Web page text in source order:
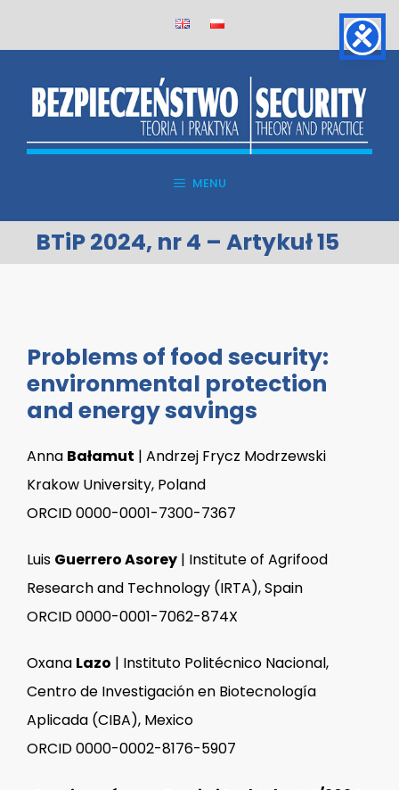
MENU
BTiP 2024, nr 4 – Artykuł 15
Problems of food security:
environmental protection
and energy savings
Anna Bałamut | Andrzej Frycz Modrzewski
Krakow University, Poland
ORCID 0000-0001-7300-7367
Luis Guerrero Asorey | Institute of Agrifood
Research and Technology (IRTA), Spain
ORCID 0000-0001-7062-874X
Oxana Lazo | Instituto Politécnico Nacional,
Centro de Investigación en Biotecnología
Aplicada (CIBA), Mexico
ORCID 0000-0002-8176-5907